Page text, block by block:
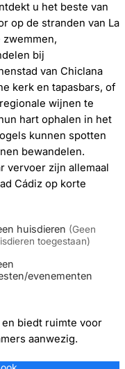
u het beste van
op de stranden van La
zwemmen,
bij
van Chiclana
kerk en tapasbars, of
wijnen te
hart ophalen in het
kunnen spotten
bewandelen.
vervoer zijn allemaal
Cádiz op korte
huisdieren (Geen
toegestaan)
evenementen
biedt ruimte voor
aanwezig.